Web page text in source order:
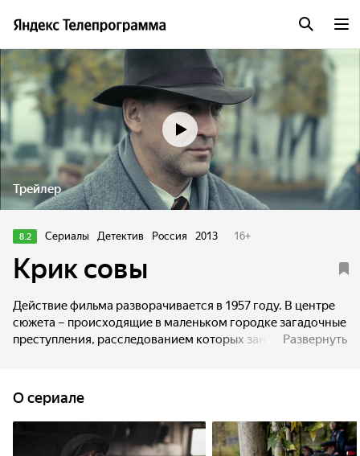
Трейлер
8.2 Сериалы Детектив Россия 2013 16+
Крик совы
Действие фильма разворачивается в 1957 году. В центре
сюжета – происходящие в маленьком городке загадочные
преступления, расследованием которых занимаютсяРазвернуть
O сериале